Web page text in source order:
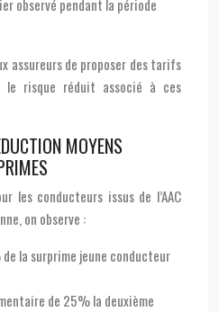
observé pendant la période
assureurs de proposer des tarifs
le risque réduit associé à ces
MOYENS
les conducteurs issus de l’AAC
on observe :
la surprime jeune conducteur
de 25% la deuxième